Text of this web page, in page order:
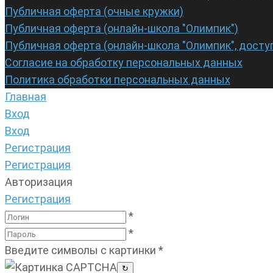
Публичная оферта (очные кружки)
Публичная оферта (онлайн-школа "Олимпик")
Публичная оферта (онлайн-школа "Олимпик",
Согласие на обработку персональных данных
Политика обработки персональных данных
Главная
Вход
Вход
Регистрация
Регистрация
Авторизация
Регистрация
*
*
Введите символы с картинки *
↻